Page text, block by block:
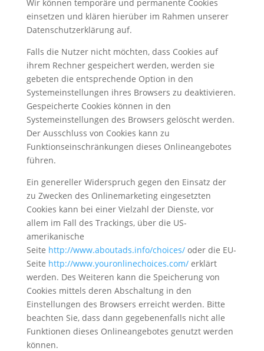
Wir können temporäre und permanente Cookies
einsetzen und klären hierüber im Rahmen unserer
Datenschutzerklärung auf.
Falls die Nutzer nicht möchten, dass Cookies auf
ihrem Rechner gespeichert werden, werden sie
gebeten die entsprechende Option in den
Systemeinstellungen ihres Browsers zu deaktivieren.
Gespeicherte Cookies können in den
Systemeinstellungen des Browsers gelöscht werden.
Der Ausschluss von Cookies kann zu
Funktionseinschränkungen dieses Onlineangebotes
führen.
Ein genereller Widerspruch gegen den Einsatz der
zu Zwecken des Onlinemarketing eingesetzten
Cookies kann bei einer Vielzahl der Dienste, vor
allem im Fall des Trackings, über die US-
amerikanische
Seite http://www.aboutads.info/choices/oder die EU-
Seite http://www.youronlinechoices.com/erklärt
werden. Des Weiteren kann die Speicherung von
Cookies mittels deren Abschaltung in den
Einstellungen des Browsers erreicht werden. Bitte
beachten Sie, dass dann gegebenenfalls nicht alle
Funktionen dieses Onlineangebotes genutzt werden
können.